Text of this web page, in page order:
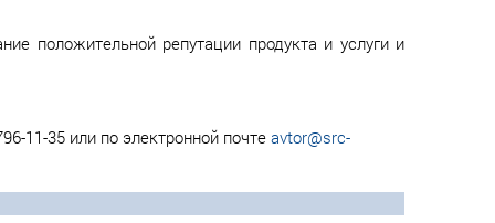
положительной репутации продукта и услуги и
11-35 или по электронной почте avtor@src-